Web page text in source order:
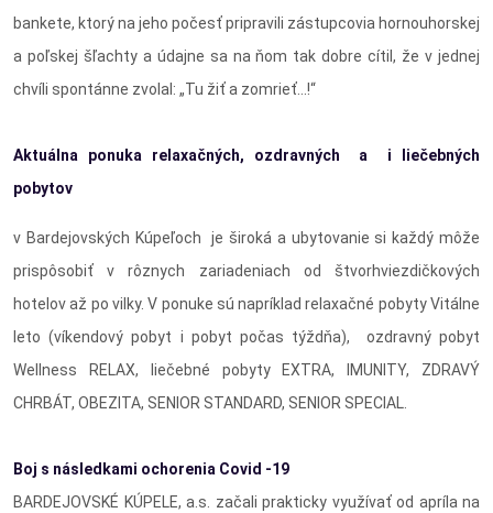
bankete, ktorý na jeho počesť pripravili zástupcovia hornouhorskej
a poľskej šľachty a údajne sa na ňom tak dobre cítil, že v jednej
chvíli spontánne zvolal: „Tu žiť a zomrieť...!“
Aktuálna ponuka relaxačných, ozdravných a i liečebných
pobytov
v Bardejovských Kúpeľoch je široká a ubytovanie si každý môže
prispôsobiť v rôznych zariadeniach od štvorhviezdičkových
hotelov až po vilky. V ponuke sú napríklad relaxačné pobyty Vitálne
leto (víkendový pobyt i pobyt počas týždňa), ozdravný pobyt
Wellness RELAX, liečebné pobyty EXTRA, IMUNITY, ZDRAVÝ
CHRBÁT, OBEZITA, SENIOR STANDARD, SENIOR SPECIAL.
Boj s následkami ochorenia Covid -19
BARDEJOVSKÉ KÚPELE, a.s. začali prakticky využívať od apríla na